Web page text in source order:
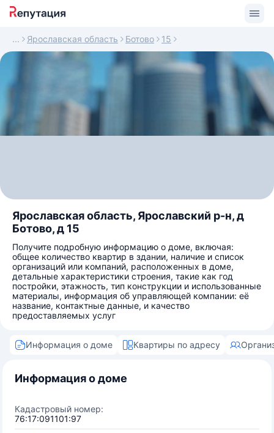
Ярославская область Ботово 15
Ярославская область, Ярославский р-н, д
Ботово, д 15
Получите подробную информацию о доме, включая:
общее количество квартир в здании, наличие и список
организаций или компаний, расположенных в доме,
детальные характеристики строения, такие как год
постройки, этажность, тип конструкции и использованные
материалы, информация об управляющей компании: её
название, контактные данные, и качество
предоставляемых услуг
Информация о доме Квартиры по адресу
Информация о доме
Кадастровый номер:
76:17:091101:97